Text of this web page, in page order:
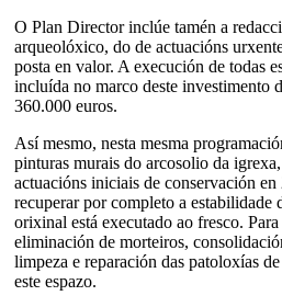
O Plan Director inclúe tamén a
arqueolóxico, do de actuacións
posta en valor. A execución de todas
incluída no marco deste investimento
360.000 euros.
Así mesmo, nesta mesma
pinturas murais do arcosolio da
actuacións iniciais de conservación
recuperar por completo a estabilidade
orixinal está executado ao fresco.
eliminación de morteiros,
limpeza e reparación das patoloxías
este espazo.